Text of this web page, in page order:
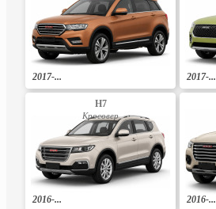
2017-... 2017-...
H7
Кросовер
2016-... 2016-...